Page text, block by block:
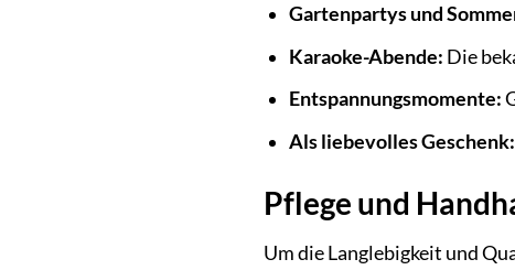
Gartenpartys und
Karaoke-Abende: Die
Entspannungsmomente:
Als liebevolles Geschenk:
Pflege und
Um die Langlebigkeit und